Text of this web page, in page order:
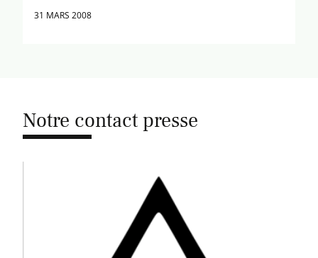
31 MARS 2008
Notre contact presse